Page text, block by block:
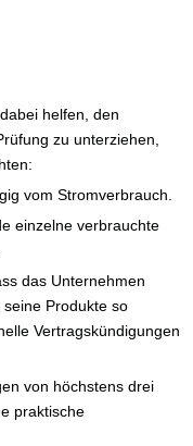
helfen, den
zu unterziehen,
vom Stromverbrauch.
einzelne verbrauchte
das Unternehmen
Produkte so
Vertragskündigungen
von höchstens drei
praktische